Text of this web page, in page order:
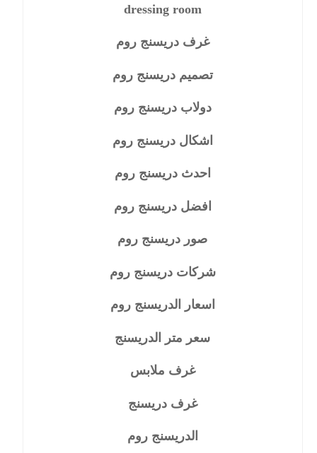
dressing room
غرف دريسنج روم
تصميم دريسنج روم
دولاب دريسنج روم
اشكال دريسنج روم
احدث دريسنج روم
افضل دريسنج روم
صور دريسنج روم
شركات دريسنج روم
اسعار الدريسنج روم
سعر متر الدريسنج
غرف ملابس
غرف دريسنج
الدريسنج روم